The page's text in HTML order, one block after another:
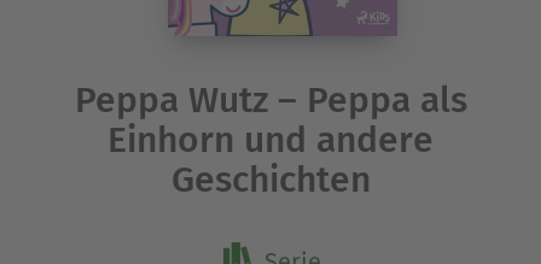
Peppa Wutz – Peppa als
Einhorn und andere
Geschichten